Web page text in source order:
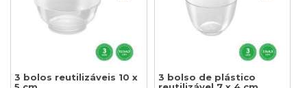
3 bolos reutilizáveis ​​10 x
3 bolso de plástico